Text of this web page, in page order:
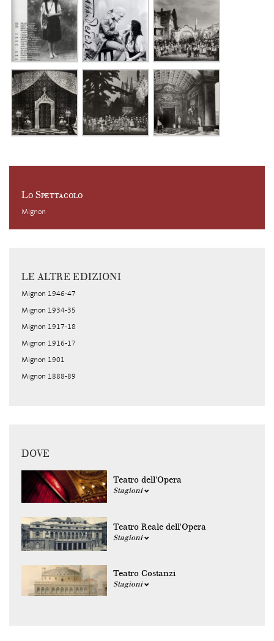
Lo Spettacolo
Mignon
LE ALTRE EDIZIONI
Mignon 1946-47
Mignon 1934-35
Mignon 1917-18
Mignon 1916-17
Mignon 1901
Mignon 1888-89
DOVE
Teatro dell'Opera
Stagioni
Teatro Reale dell'Opera
Stagioni
Teatro Costanzi
Stagioni